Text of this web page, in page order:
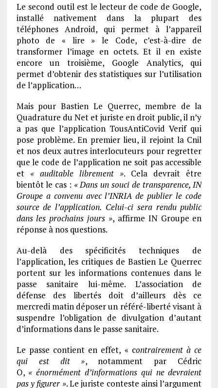
Le second outil est le lecteur de code de Google,
installé nativement dans la plupart des
téléphones Android, qui permet à l’appareil
photo de « lire » le Code, c’est-à-dire de
transformer l’image en octets. Et il en existe
encore un troisième, Google Analytics, qui
permet d’obtenir des statistiques sur l’utilisation
de l’application…
Mais pour Bastien Le Querrec, membre de la
Quadrature du Net et juriste en droit public, il n’y
a pas que l’application TousAntiCovid Verif qui
pose problème. En premier lieu, il rejoint la Cnil
et nos deux autres interlocuteurs pour regretter
que le code de l’application ne soit pas accessible
et « auditable librement ». Cela devrait être
bientôt le cas : « Dans un souci de transparence, IN
Groupe a convenu avec l’INRIA de publier le code
source de l’application. Celui-ci sera rendu public
dans les prochains jours », affirme IN Groupe en
réponse à nos questions.
Au-delà des spécificités techniques de
l’application, les critiques de Bastien Le Querrec
portent sur les informations contenues dans le
passe sanitaire lui-même. L’association de
défense des libertés doit d’ailleurs dès ce
mercredi matin déposer un référé-liberté visant à
suspendre l’obligation de divulgation d’autant
d’informations dans le passe sanitaire.
Le passe contient en effet, « contrairement à ce
qui est dit », notamment par Cédric
O, « énormément d’informations qui ne devraient
pas y figurer ». Le juriste conteste ainsi l’argument